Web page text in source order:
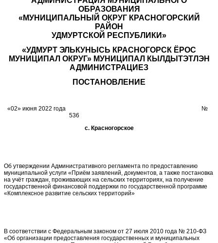
ОБРАЗОВАНИЯ
«МУНИЦИПАЛЬНЫЙ ОКРУГ КРАСНОГОРСКИЙ
РАЙОН
УДМУРТСКОЙ РЕСПУБЛИКИ»
«УДМУРТ ЭЛЬКУНЫСЬ КРАСНОГОРСК ЁРОС
МУНИЦИПАЛ ОКРУГ» МУНИЦИПАЛ КЫЛДЫТЭТЛЭН
АДМИНИСТРАЦИЕЗ
ПОСТАНОВЛЕНИЕ
«02» июня 2022 года №
536
с. Красногорское
Об утверждении Административного регламента по предоставлению
муниципальной услуги «Приём заявлений, документов, а также постановка
на учёт граждан, проживающих на сельских территориях, на получение
государственной финансовой поддержки по государственной программе
«Комплексное развитие сельских территорий»
В соответствии с Федеральным законом от 27 июля 2010 года № 210-ФЗ
«Об организации предоставления государственных и муниципальных